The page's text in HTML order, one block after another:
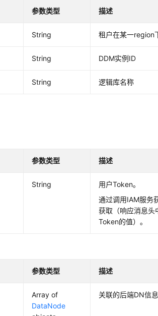
参数类型 描述
String 租户在某一region
String DDM实例ID
String 逻辑库名称
参数类型 描述
String
用户Token。
通过调用IAM服务
获取（响应消息
Token的值）。
参数类型 描述
Array of
DataNode
关联的后端DN信息